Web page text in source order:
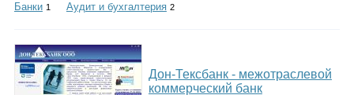
Банки 1 Аудит и бухгалтерия 2
Дон-Тексбанк - межотраслевой
коммерческий банк